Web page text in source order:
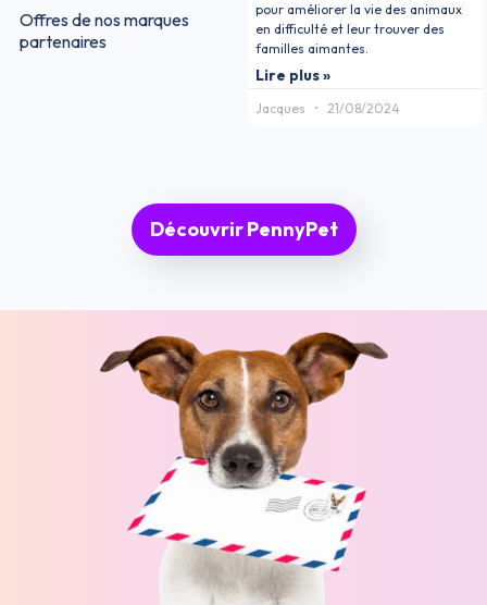
Offres de nos marques
partenaires
pour améliorer la vie des animaux
en difficulté et leur trouver des
familles aimantes.
Lire plus »
Jacques 21/08/2024
Découvrir PennyPet